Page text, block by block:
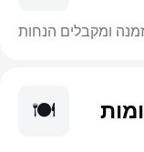
ומקבלים הנחות
🍽️